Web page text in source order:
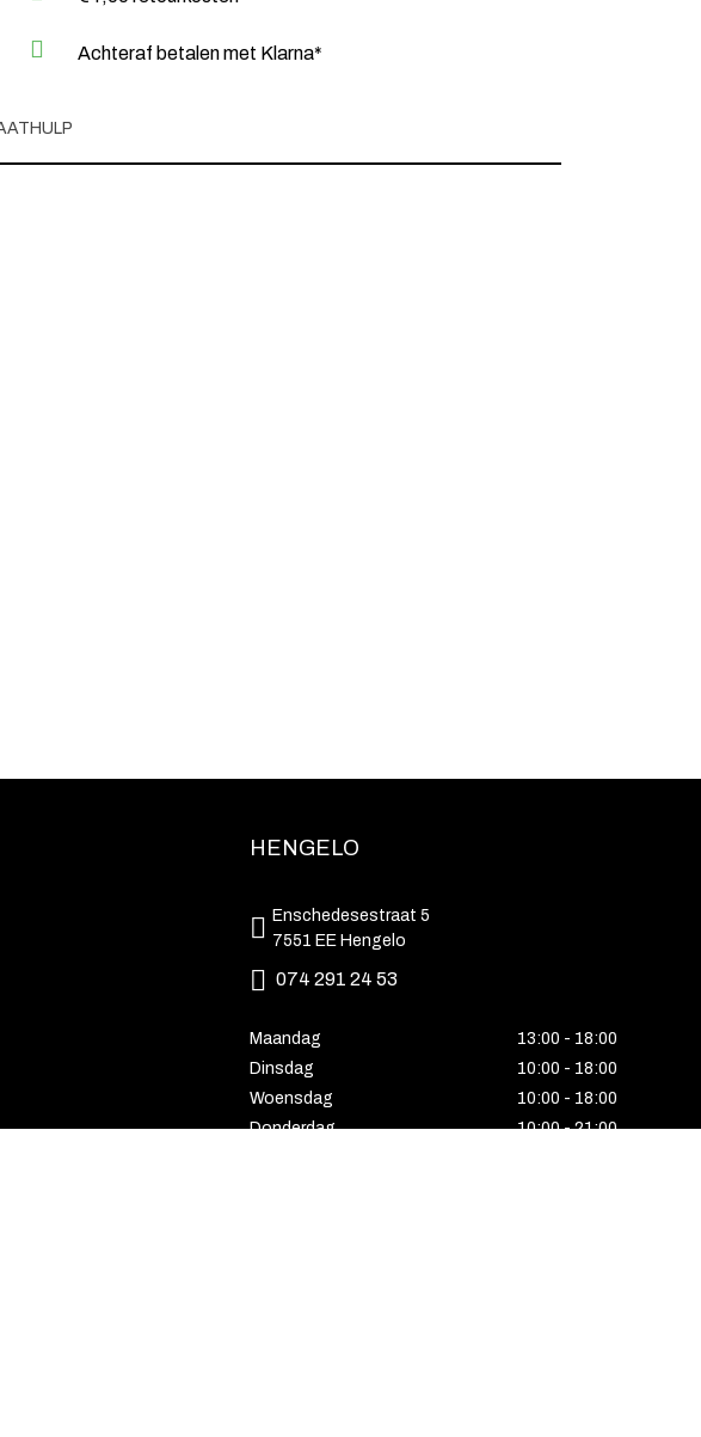
Achteraf betalen met Klarna*
HENGELO
Enschedesestraat 5
7551 EE Hengelo
074 291 24 53
Maandag
13:00 - 18:00
Dinsdag
10:00 - 18:00
Woensdag
10:00 - 18:00
Donderdag
10:00 - 21:00